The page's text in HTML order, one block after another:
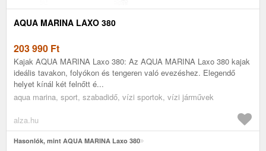
AQUA MARINA LAXO 380
203 990 Ft
Kajak AQUA MARINA Laxo 380: Az AQUA MARINA Laxo 380 kajak
ideális tavakon, folyókon és tengeren való evezéshez. Elegendő
helyet kínál két felnőtt é...
aqua marina, sport, szabadidő, vízi sportok, vízi járművek
alza.hu
Hasonlók, mint AQUA MARINA Laxo 380